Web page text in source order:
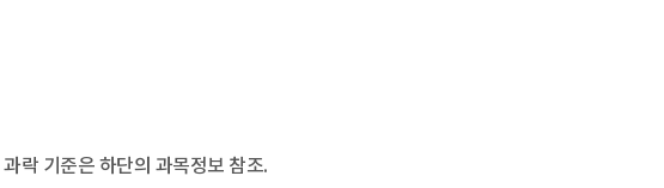
락 기준은 하단의 과목정보 참조.